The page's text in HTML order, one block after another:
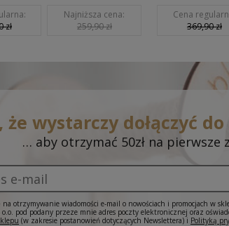
zł
Najniższa cena:
259,90 zł
Cena
369,90 zł
że wystarczy dołączyć
… aby otrzymać 50zł na pierwsze
na otrzymywanie wiadomości e-mail o nowościach i promocjach w
o.o. pod podany przeze mnie adres poczty elektronicznej oraz
(w zakresie postanowień dotyczących Newslettera) i Polityką